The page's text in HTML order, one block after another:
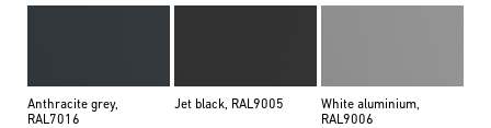
Anthracite grey,
RAL7016
Jet black, RAL9005
White aluminium,
RAL9006